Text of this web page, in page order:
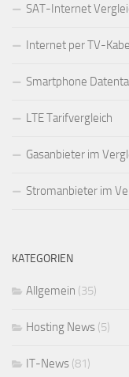
SAT-Internet
Internet per TV-
Smartphone
LTE Tarifvergleich
Gasanbieter im
Stromanbieter im
KATEGORIEN
Allgemein (35)
Hosting News (5)
IT-News (81)